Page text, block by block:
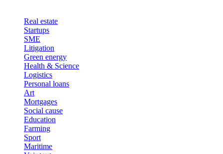
Real estate
Startups
SME
Litigation
Green energy
Health & Science
Logistics
Personal loans
Art
Mortgages
Social cause
Education
Farming
Sport
Maritime